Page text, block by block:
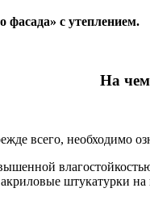
фасада» с утеплением.
На
всего, необходимо
штукатурки